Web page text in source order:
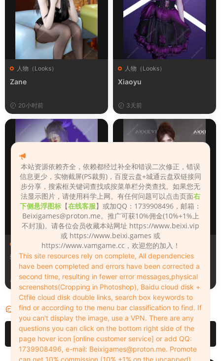
人物（Looks）
Zane
20小时前
人物（Looks）
Xiaoyu
3天前
人物（Looks）
李翎儿
3天前
人物（Looks）
130_Lina
3天前
评论 0
请先登录
本站资源依赖齐全，依赖都经过补全和错误二次修正，错误
信息更少，实物截屏(PS裁剪)，百度云盘+城通云盘双链接同
步分享，搜索框关键词查找或按菜单栏分类查找。如果您无
法显示图片，请使用科学上网。有任何问题可以点击页面右
下侧悬浮图标 【在线客服】或加QQ：1739908496，邮箱：
Beixigames@proton.me。推广可获10%佣金(10%+1%上
不封顶)。请各位会员收藏本站网址 https://www.beixi.vip
或 https://www.beixi.games 或
https://www.vamgame.cc，欢迎您的加入！
This site resources rely on complete, All dependencies
have been completed and errors have been corrected a
second time, resulting in fewer error messages,physical
screenshots(Cropping in Photoshop), Baidu cloud disk +
Ctfile cloud disk double links, search box keywords to
find or according to the menu bar classification to find. If
you can't display the image, use a VPN. There are any
questions you can click on the bottom right side of the
page hover icon [online customer service] or add QQ:
1739908496, e-mail: Beixigames@proton.me. Promote
can get 10% commission (10% +1% on the uncapped).